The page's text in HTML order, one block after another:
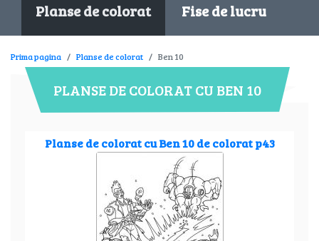
Planse de colorat Fise de lucru
Prima pagina Planse de colorat Ben 10
PLANSE DE COLORAT CU BEN 10
Planse de colorat cu Ben 10 de colorat p43